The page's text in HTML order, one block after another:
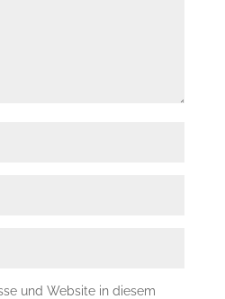
und Website in diesem